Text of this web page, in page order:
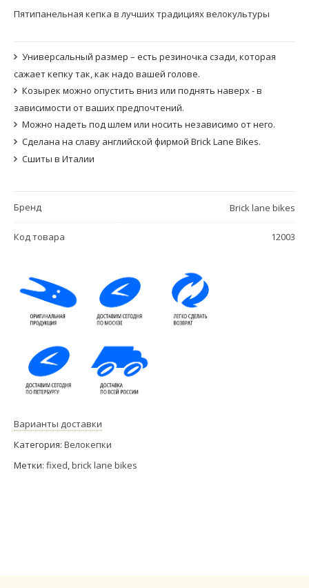
Пятипанельная кепка в лучших традициях велокультуры
Универсальный размер – есть резиночка сзади, которая
сажает кепку так, как надо вашей голове.
Козырек можно опустить вниз или поднять наверх - в
зависимости от ваших предпочтений.
Можно надеть под шлем или носить независимо от него.
Сделана на славу английской фирмой Brick Lane Bikes.
Сшиты в Италии
Бренд Brick lane bikes
Код товара 12003
Варианты доставки
Категория: Велокепки
Метки: fixed,brick lane bikes